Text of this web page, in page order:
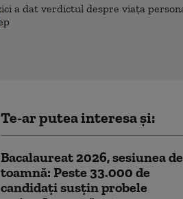
Te-ar putea interesa și:
Bacalaureat 2026, sesiunea de
toamnă: Peste 33.000 de
candidați susțin probele